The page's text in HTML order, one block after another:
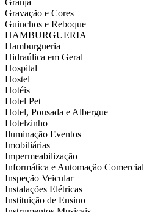
Granja
Gravação e Cores
Guinchos e Reboque
HAMBURGUERIA
Hamburgueria
Hidraúlica em Geral
Hospital
Hostel
Hotéis
Hotel Pet
Hotel, Pousada e Albergue
Hotelzinho
Iluminação Eventos
Imobiliárias
Impermeabilização
Informática e Automação Comercial
Inspeção Veicular
Instalações Elétricas
Instituição de Ensino